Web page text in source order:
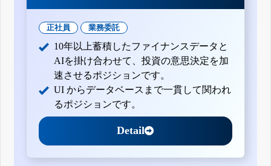
正社員 業務委託
10年以上蓄積したファイナンスデータと
AIを掛け合わせて、投資の意思決定を加
速させるポジションです。
UI からデータベースまで一貫して関われ
るポジションです。
Detail